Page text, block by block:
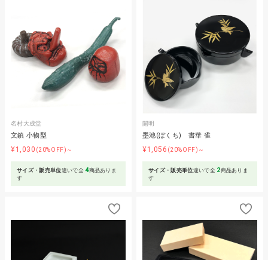
名村大成堂
文鎮 小物型
¥1,030 (20%OFF)～
サイズ・販売単位違いで全4商品ありま
す
開明
墨池(ぼくち) 書華 雀
¥1,056 (20%OFF)～
サイズ・販売単位違いで全 2商品ありま
す